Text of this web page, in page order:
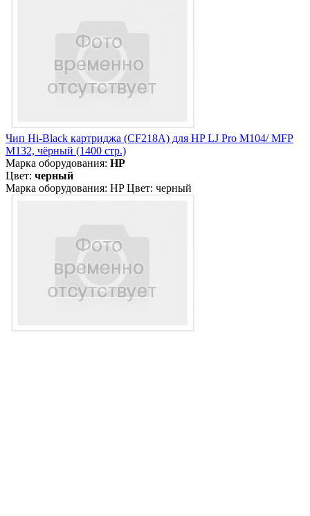
Чип Hi-Black картриджа (CF218A) для HP LJ Pro M104/ MFP
M132, чёрный (1400 стр.)
Марка оборудования: HP
Цвет: черный
Марка оборудования: HP Цвет: черный